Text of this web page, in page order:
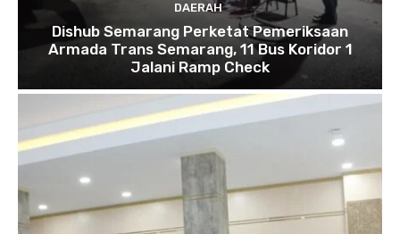
DAERAH
Dishub Semarang Perketat Pemeriksaan
Armada Trans Semarang, 11 Bus Koridor 1
Jalani Ramp Check